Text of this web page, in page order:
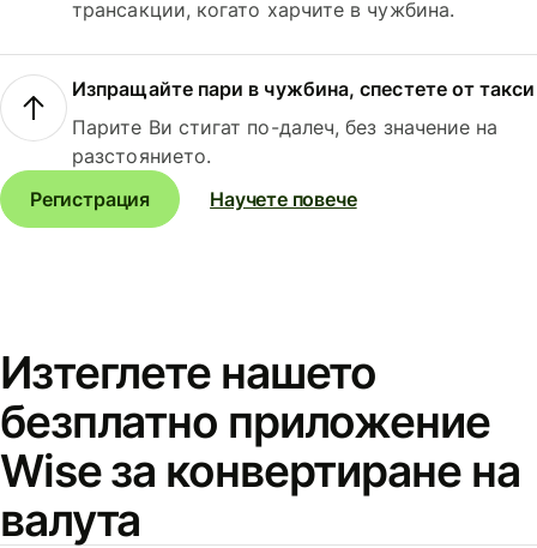
трансакции, когато харчите в чужбина.
Изпращайте пари в чужбина, спестете от такси
Парите Ви стигат по-далеч, без значение на
разстоянието.
Регистрация
Научете повече
Изтеглете нашето
безплатно приложение
Wise за конвертиране на
валута